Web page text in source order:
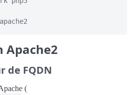
Apache2
de FQDN
(